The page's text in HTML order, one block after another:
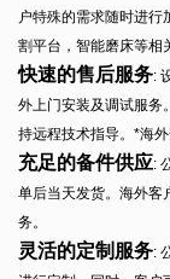
户特殊的需求随时进
割平台，智能磨床等相
快速的售后服务:
外上门安装及调试服务
持远程技术指导。*海
充足的备件供应:
单后当天发货。海外客
务。
灵活的定制服务: